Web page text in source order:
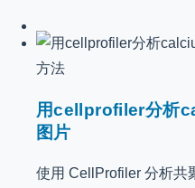
方法
用cellprofiler分析
图片
使用 CellProfiler 分析共